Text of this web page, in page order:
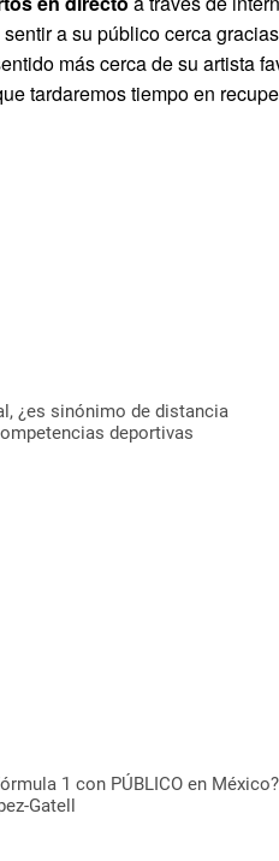
a su público cerca
más cerca de su artista
tardaremos tiempo en
¿es sinónimo de distancia
deportivas
1 con PÚBLICO en
Gatell